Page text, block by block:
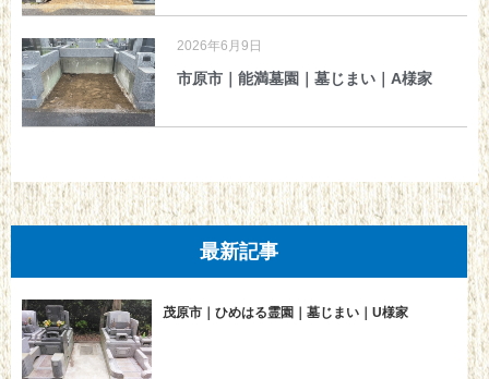
市原市｜能満墓園｜墓じまい｜A様家
2026年6月9日
最新記事
茂原市｜ひめはる霊園｜墓じまい｜U様家